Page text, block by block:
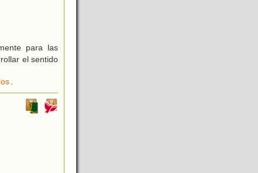
para las
el sentido
.